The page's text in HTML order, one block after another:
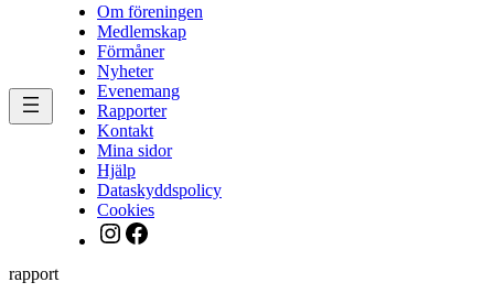
Om föreningen
Medlemskap
Förmåner
Nyheter
Evenemang
Rapporter
Kontakt
Mina sidor
Hjälp
Dataskyddspolicy
Cookies
Instagram
Facebook
rapport